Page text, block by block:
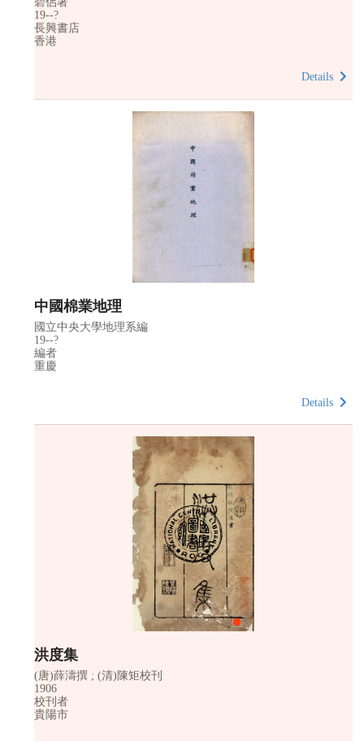
19--?
長興書店
香港
Details
中國棉業地理
國立中央大學地理系編
19--?
編者
重慶
Details
洪度集
(唐)薛濤撰 ; (清)陳矩校刊
1906
校刊者
貴陽市